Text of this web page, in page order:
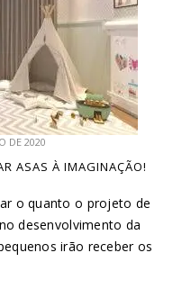
DE 2020
ASAS À IMAGINAÇÃO!
o quanto o projeto de
desenvolvimento da
irão receber os